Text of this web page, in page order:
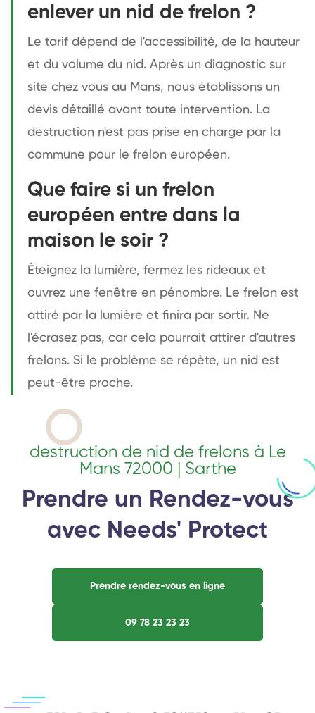
enlever un nid de frelon ?
Le tarif dépend de l'accessibilité, de la hauteur
et du volume du nid. Après un diagnostic sur
site chez vous au Mans, nous établissons un
devis détaillé avant toute intervention. La
destruction n'est pas prise en charge par la
commune pour le frelon européen.
Que faire si un frelon
européen entre dans la
maison le soir ?
Éteignez la lumière, fermez les rideaux et
ouvrez une fenêtre en pénombre. Le frelon est
attiré par la lumière et finira par sortir. Ne
l'écrasez pas, car cela pourrait attirer d'autres
frelons. Si le problème se répète, un nid est
peut-être proche.
destruction de nid de frelons à Le
Mans 72000 | Sarthe
Prendre un Rendez-vous
avec Needs' Protect
Prendre rendez-vous en ligne
09 78 23 23 23